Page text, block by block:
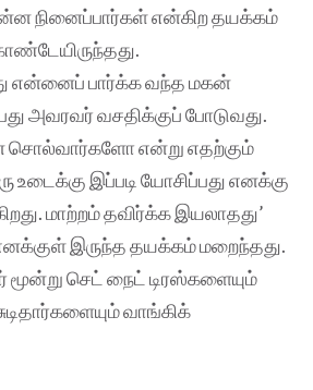
நினைப்பார்கள் என்கிற தயக்கம்
என்னைப் பார்க்க வந்த மகன்
அவரவர் வசதிக்குப் போடுவது.
என்று எதற்கும்
உடைக்கு இப்படி யோசிப்பது எனக்கு
மாற்றம் தவிர்க்க இயலாதது’
இருந்த தயக்கம் மறைந்தது.
செட் நைட் டிரஸ்களையும்
வாங்கிக்